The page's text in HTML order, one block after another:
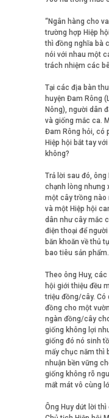
“Ngân hàng cho
trường hợp Hiệp
thì đồng nghĩa bà
nói với nhau một
trách nhiệm các
Tại các địa bàn
huyện Đam Rông
Nông), người dân
và giống mắc ca.
Đam Rông hỏi, có
Hiệp hội bắt tay
không?
Trả lời sau đó, ông
chạnh lòng nhưng
một cây trồng nào
và một Hiệp hội
dân như cây mắc
điện thoại để
băn khoăn về thủ
bao tiêu sản phẩm.
Theo ông Huy,
hội giới thiệu đều
triệu đồng/cây. Có
đồng cho một
ngàn đồng/cây
giống không lợi
giống đó nó sinh
mấy chục năm thì
nhuận bền vững
giống không rõ
mất mát vô cùng
Ông Huy dứt lời thì